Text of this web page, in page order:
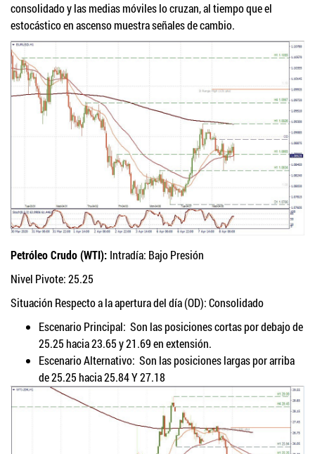
consolidado y las medias móviles lo cruzan, al tiempo que el
estocástico en ascenso muestra señales de cambio.
Petróleo Crudo (WTI): Intradía: Bajo Presión
Nivel Pivote: 25.25
Situación Respecto a la apertura del día (OD): Consolidado
Escenario Principal: Son las posiciones cortas por debajo de
25.25 hacia 23.65 y 21.69 en extensión.
Escenario Alternativo: Son las posiciones largas por arriba
de 25.25 hacia 25.84 Y 27.18